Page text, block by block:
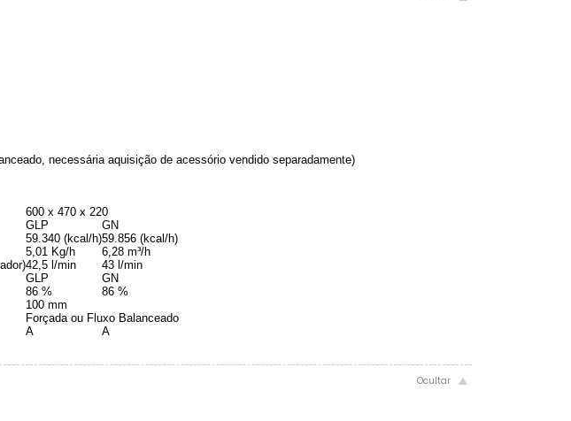
necessária aquisição de acessório vendido separadamente)
600 x 470 x 220
GLP
GN
59.340 (kcal/h)59.856 (kcal/h)
5,01 Kg/h
6,28 m³/h
42,5 l/min
43 l/min
GLP
GN
86 %
86 %
100 mm
Forçada ou Fluxo Balanceado
A A